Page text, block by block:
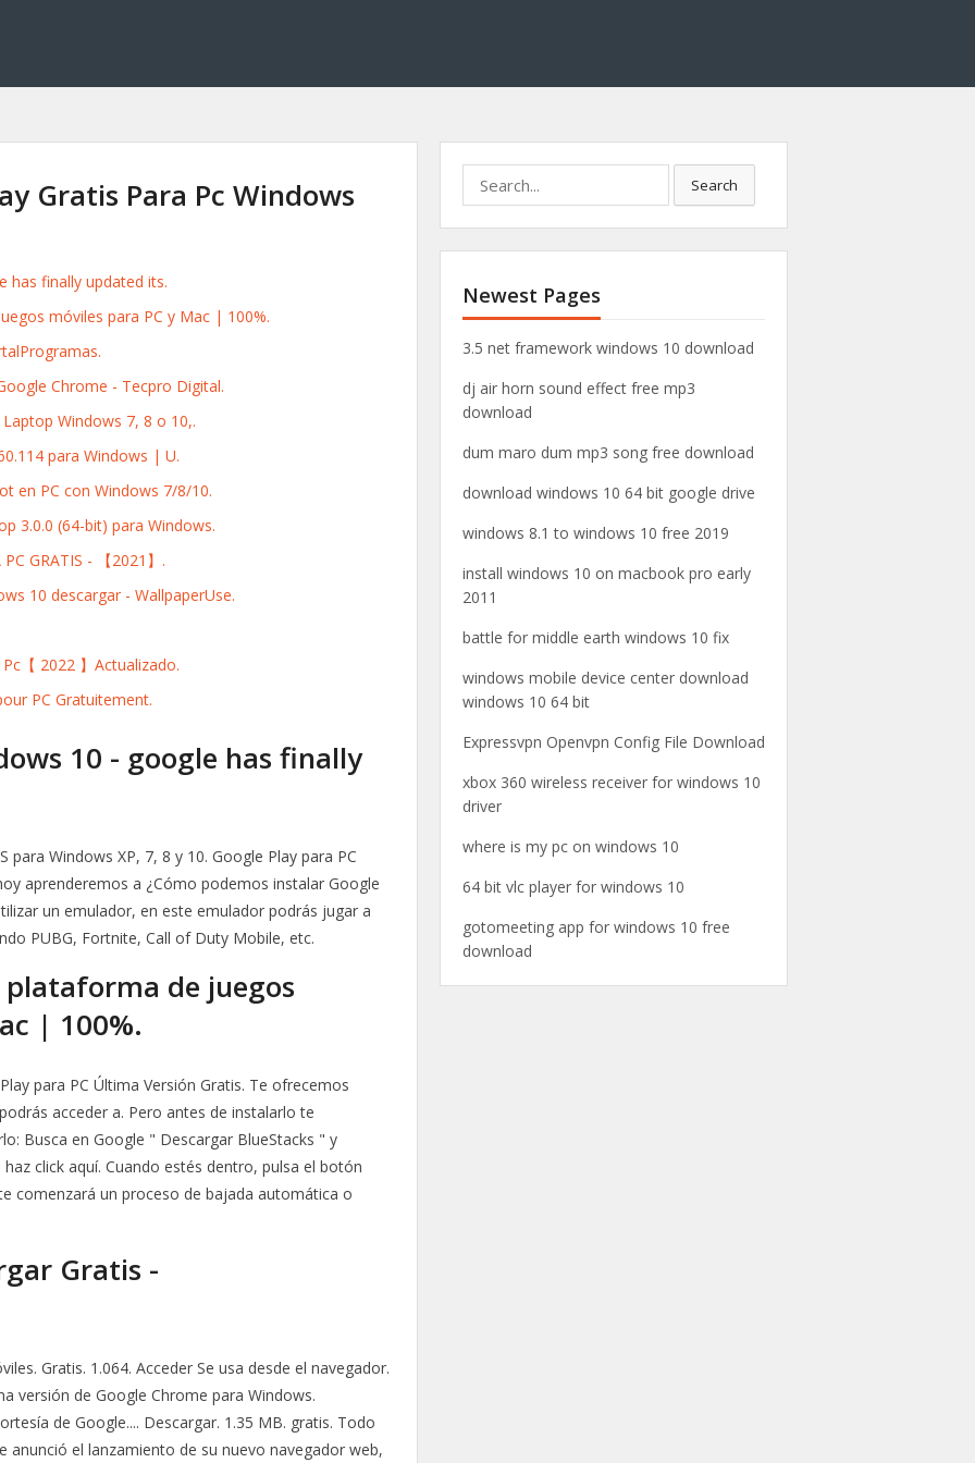
Gratis Para Pc Windows
has finally updated its.
móviles para PC y Mac | 100%.
Chrome - Tecpro Digital.
Windows 7, 8 o 10,.
para Windows | U.
en PC con Windows 7/8/10.
3.0.0 (64-bit) para Windows.
PC GRATIS - 【2021】.
10 descargar - WallpaperUse.
【 2022 】Actualizado.
PC Gratuitement.
10 - google has finally
para Windows XP, 7, 8 y 10. Google Play para PC
aprenderemos a ¿Cómo podemos instalar Google
un emulador, en este emulador podrás jugar a
PUBG, Fortnite, Call of Duty Mobile, etc.
de juegos
| 100%.
para PC Última Versión Gratis. Te ofrecemos
acceder a. Pero antes de instalarlo te
Busca en Google " Descargar BlueStacks " y
click aquí. Cuando estés dentro, pulsa el botón
comenzará un proceso de bajada automática o
Gratis -
Gratis. 1.064. Acceder Se usa desde el navegador.
versión de Google Chrome para Windows.
de Google.... Descargar. 1.35 MB. gratis. Todo
anunció el lanzamiento de su nuevo navegador web,
e
a
r
h
f
o
:
Search
Newest Pages
3.5 net framework windows 10 download
dj air horn sound effect free mp3
download
dum maro dum mp3 song free download
download windows 10 64 bit google drive
windows 8.1 to windows 10 free 2019
install windows 10 on macbook pro early
2011
battle for middle earth windows 10 fix
windows mobile device center download
windows 10 64 bit
Expressvpn Openvpn Config File Download
xbox 360 wireless receiver for windows 10
driver
where is my pc on windows 10
64 bit vlc player for windows 10
gotomeeting app for windows 10 free
download